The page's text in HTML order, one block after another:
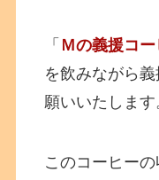
「 Ｍの義援コ
を飲みながら
願いいたします
このコーヒー